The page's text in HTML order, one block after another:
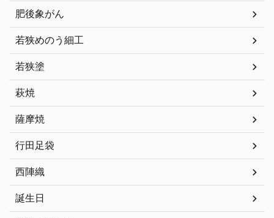
肥後象がん
若狭めのう細工
若狭塗
萩焼
薩摩焼
行田足袋
西陣織
誕生日